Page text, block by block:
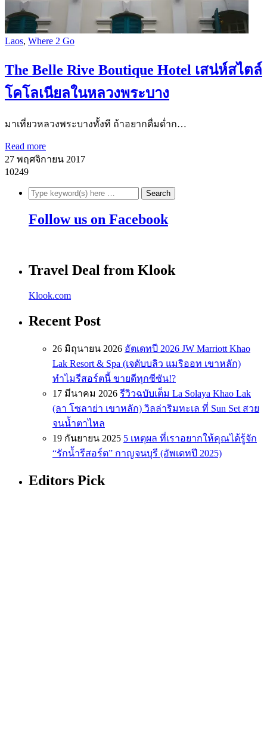
Laos, Where 2 Go
The Belle Rive Boutique Hotel เสน่ห์สไตล์
โคโลเนียลในหลวงพระบาง
มาเที่ยวหลวงพระบางทั้งที ถ้าอยากดื่มด่ำก…
Read more
27 พฤศจิกายน 2017
10249
Follow us on Facebook
Travel Deal from Klook
Klook.com
Recent Post
26 มิถุนายน 2026 อัตเดทปี 2026 JW Marriott Khao
Lak Resort & Spa (เจดับบลิว แมริออท เขาหลัก)
ทำไมรีสอร์ตนี้ ขายดีทุกซีซัน!?
17 มีนาคม 2026 รีวิวฉบับเต็ม La Solaya Khao Lak
(ลา โซลาย่า เขาหลัก) วิลล่าริมทะเล ที่ Sun Set สวย
จนน้ำตาไหล
19 กันยายน 2025 5 เหตุผล ที่เราอยากให้คุณได้รู้จัก
“รักน้ำรีสอร์ต” กาญจนบุรี (อัพเดทปี 2025)
Editors Pick